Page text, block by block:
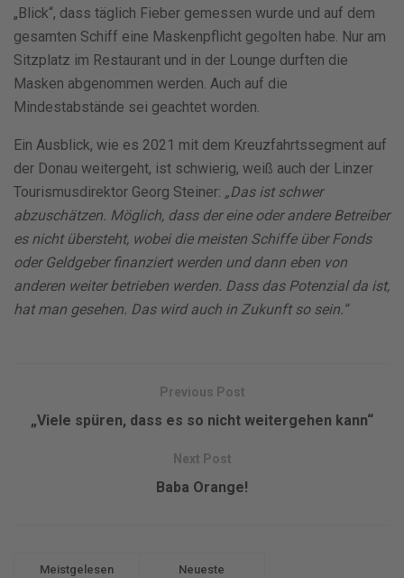
„Blick“, dass täglich Fieber gemessen wurde und auf dem
gesamten Schiff eine Maskenpflicht gegolten habe. Nur am
Sitzplatz im Restaurant und in der Lounge durften die
Masken abgenommen werden. Auch auf die
Mindestabstände sei geachtet worden.
Ein Ausblick, wie es 2021 mit dem Kreuzfahrtssegment auf
der Donau weitergeht, ist schwierig, weiß auch der Linzer
Tourismusdirektor Georg Steiner: „Das ist schwer
abzuschätzen. Möglich, dass der eine oder andere Betreiber
es nicht übersteht, wobei die meisten Schiffe über Fonds
oder Geldgeber finanziert werden und dann eben von
anderen weiter betrieben werden. Dass das Potenzial da ist,
hat man gesehen. Das wird auch in Zukunft so sein.“
Previous Post
„Viele spüren, dass es so nicht weitergehen kann“
Next Post
Baba Orange!
Meistgelesen Neueste